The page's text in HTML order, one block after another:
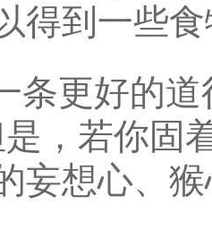
得到一些
条更好的
是，若你固
妄想心、